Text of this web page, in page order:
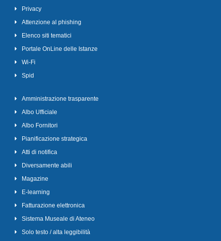
Privacy
Attenzione al phishing
Elenco siti tematici
Portale OnLine delle Istanze
Wi-Fi
Spid
Amministrazione trasparente
Albo Ufficiale
Albo Fornitori
Pianificazione strategica
Atti di notifica
Diversamente abili
Magazine
E-learning
Fatturazione elettronica
Sistema Museale di Ateneo
Solo testo / alta leggibilità